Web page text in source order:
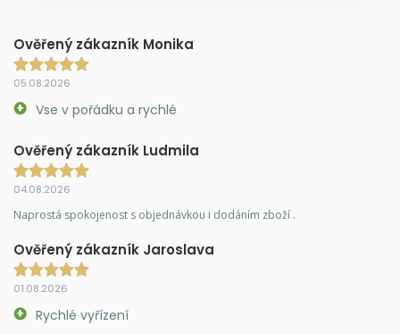
Ověřený zákazník Monika
05.08.2026
Vse v pořádku a rychlé
Ověřený zákazník Ludmila
04.08.2026
Naprostá spokojenost s objednávkou i dodáním zboží .
Ověřený zákazník Jaroslava
01.08.2026
Rychlé vyřízení